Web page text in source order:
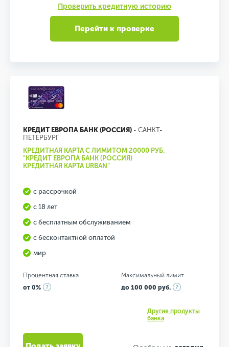
Проверить кредитную историю
Перейти к проверке
КРЕДИТ ЕВРОПА БАНК (РОССИЯ) - САНКТ-
ПЕТЕРБУРГ
КРЕДИТНАЯ КАРТА С ЛИМИТОМ 20000 РУБ.
"КРЕДИТ ЕВРОПА БАНК (РОССИЯ)
КРЕДИТНАЯ КАРТА URBAN"
с рассрочкой
с 18 лет
с бесплатным обслуживанием
с бесконтактной оплатой
мир
Процентная ставка
от 0%
Максимальный лимит
до 100 000 руб.
Другие продукты
банка